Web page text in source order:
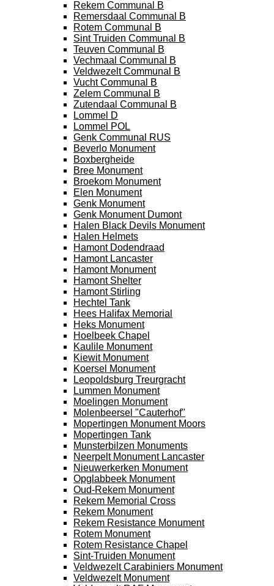
Rekem Communal B
Remersdaal Communal B
Rotem Communal B
Sint Truiden Communal B
Teuven Communal B
Vechmaal Communal B
Veldwezelt Communal B
Vucht Communal B
Zelem Communal B
Zutendaal Communal B
Lommel D
Lommel POL
Genk Communal RUS
Beverlo Monument
Boxbergheide
Bree Monument
Broekom Monument
Elen Monument
Genk Monument
Genk Monument Dumont
Halen Black Devils Monument
Halen Helmets
Hamont Dodendraad
Hamont Lancaster
Hamont Monument
Hamont Shelter
Hamont Stirling
Hechtel Tank
Hees Halifax Memorial
Heks Monument
Hoelbeek Chapel
Kaulile Monument
Kiewit Monument
Koersel Monument
Leopoldsburg Treurgracht
Lummen Monument
Moelingen Monument
Molenbeersel "Cauterhof"
Mopertingen Monument Moors
Mopertingen Tank
Munsterbilzen Monuments
Neerpelt Monument Lancaster
Nieuwerkerken Monument
Opglabbeek Monument
Oud-Rekem Monument
Rekem Memorial Cross
Rekem Monument
Rekem Resistance Monument
Rotem Monument
Rotem Resistance Chapel
Sint-Truiden Monument
Veldwezelt Carabiniers Monument
Veldwezelt Monument